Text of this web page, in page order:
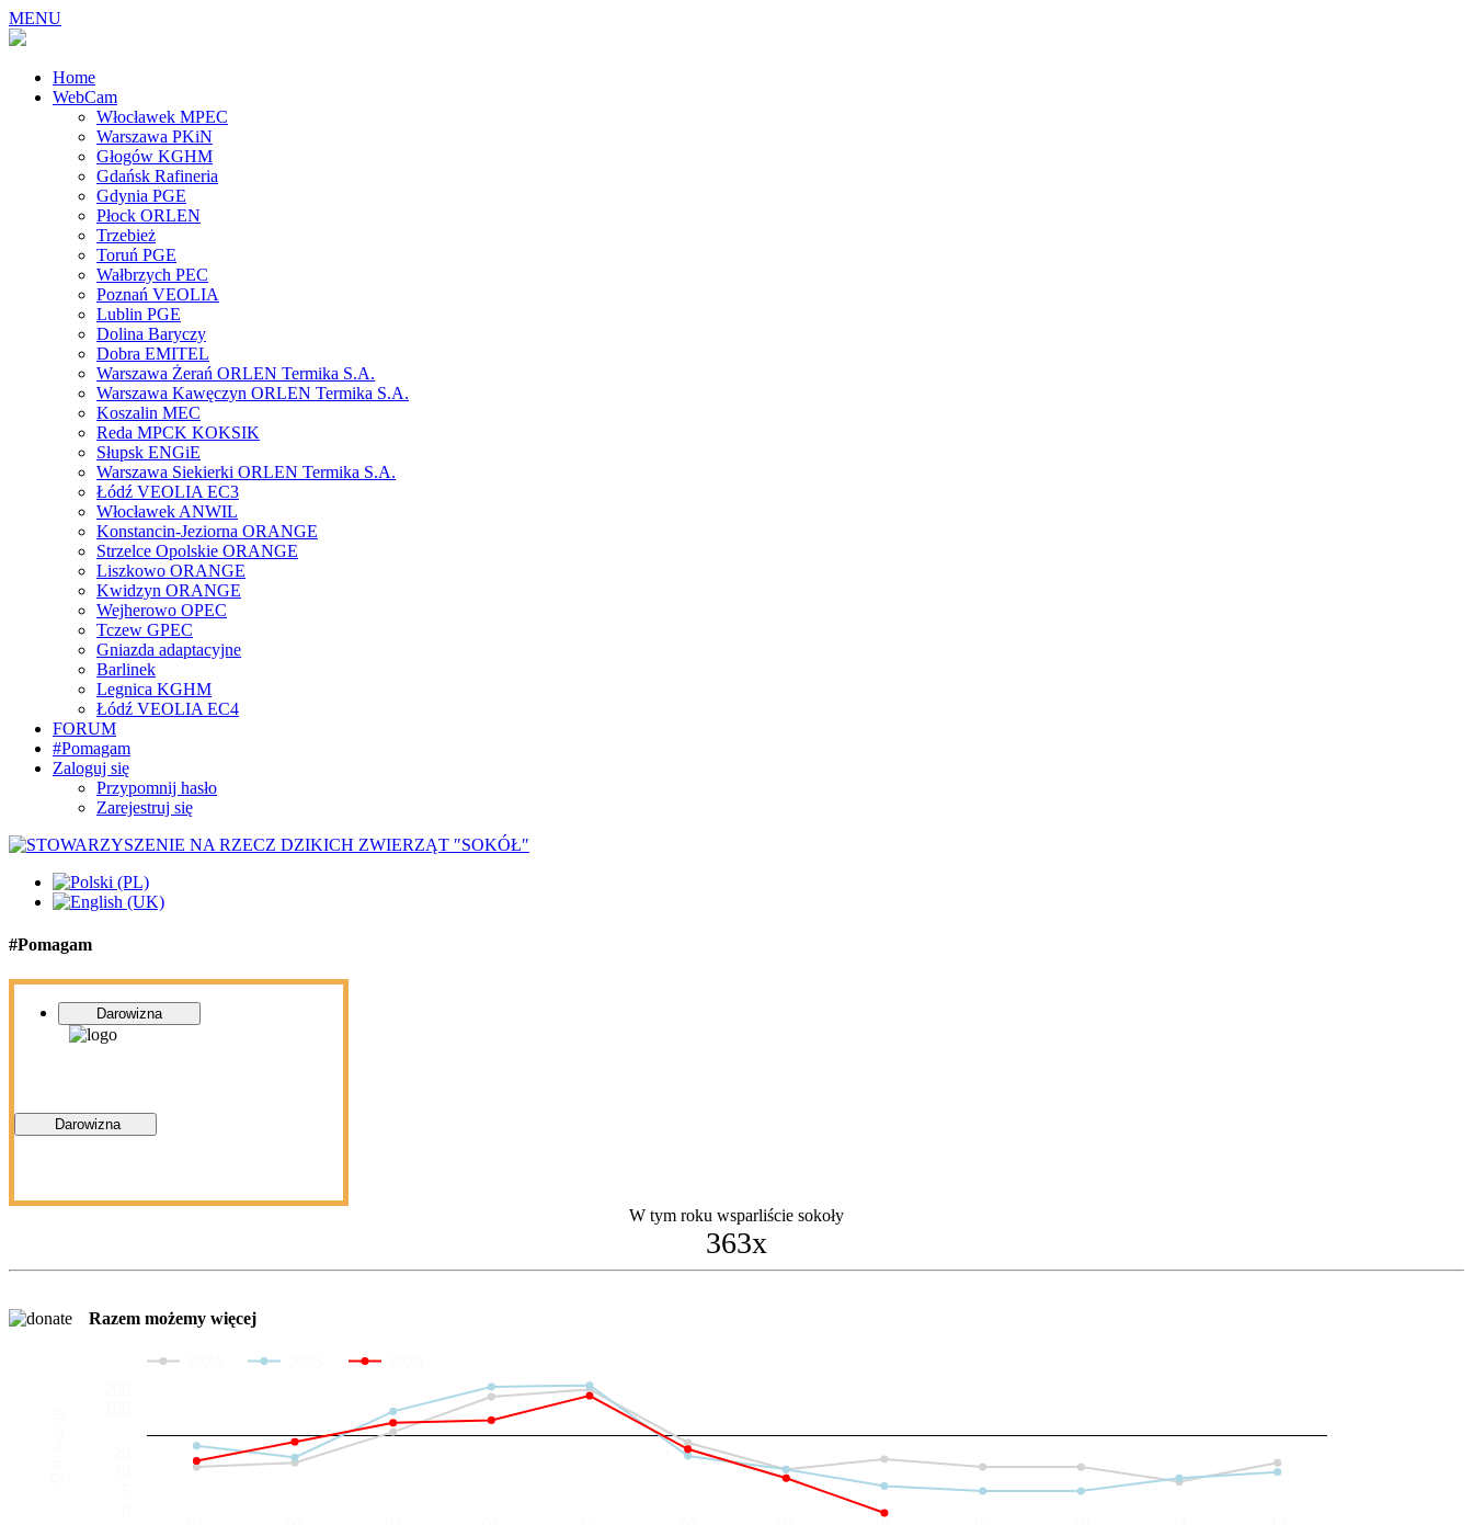
MENU
Home
WebCam
Włocławek MPEC
Warszawa PKiN
Głogów KGHM
Gdańsk Rafineria
Gdynia PGE
Płock ORLEN
Trzebież
Toruń PGE
Wałbrzych PEC
Poznań VEOLIA
Lublin PGE
Dolina Baryczy
Dobra EMITEL
Warszawa Żerań ORLEN Termika S.A.
Warszawa Kawęczyn ORLEN Termika S.A.
Koszalin MEC
Reda MPCK KOKSIK
Słupsk ENGiE
Warszawa Siekierki ORLEN Termika S.A.
Łódź VEOLIA EC3
Włocławek ANWIL
Konstancin-Jeziorna ORANGE
Strzelce Opolskie ORANGE
Liszkowo ORANGE
Kwidzyn ORANGE
Wejherowo OPEC
Tczew GPEC
Gniazda adaptacyjne
Barlinek
Legnica KGHM
Łódź VEOLIA EC4
FORUM
#Pomagam
Zaloguj się
Przypomnij hasło
Zarejestruj się
#Pomagam
Darowizna
Darowizna
W tym roku wsparliście sokoły
363x
Razem możemy więcej